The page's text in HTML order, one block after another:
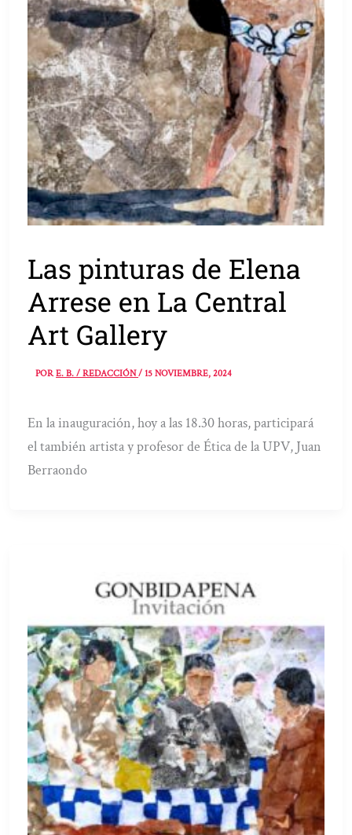
Las pinturas de Elena
Arrese en La Central
Art Gallery
PORE. B. / REDACCIÓN/15 NOVIEMBRE, 2024
En la inauguración, hoy a las 18.30 horas, participará
el también artista y profesor de Ética de la UPV, Juan
Berraondo